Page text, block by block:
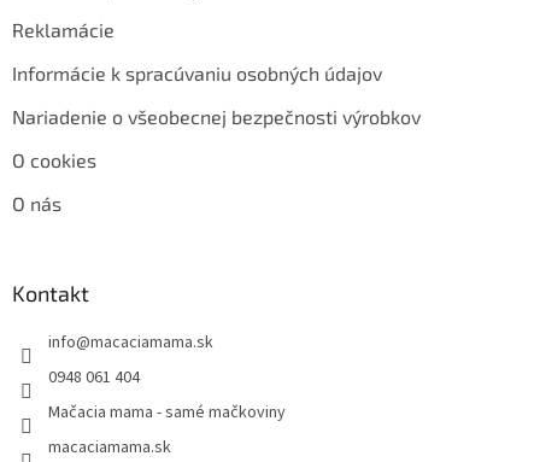
Reklamácie
Informácie k spracúvaniu osobných údajov
Nariadenie o všeobecnej bezpečnosti výrobkov
O cookies
O nás
Kontakt
info@macaciamama.sk
0948 061 404
Mačacia mama - samé mačkoviny
macaciamama.sk